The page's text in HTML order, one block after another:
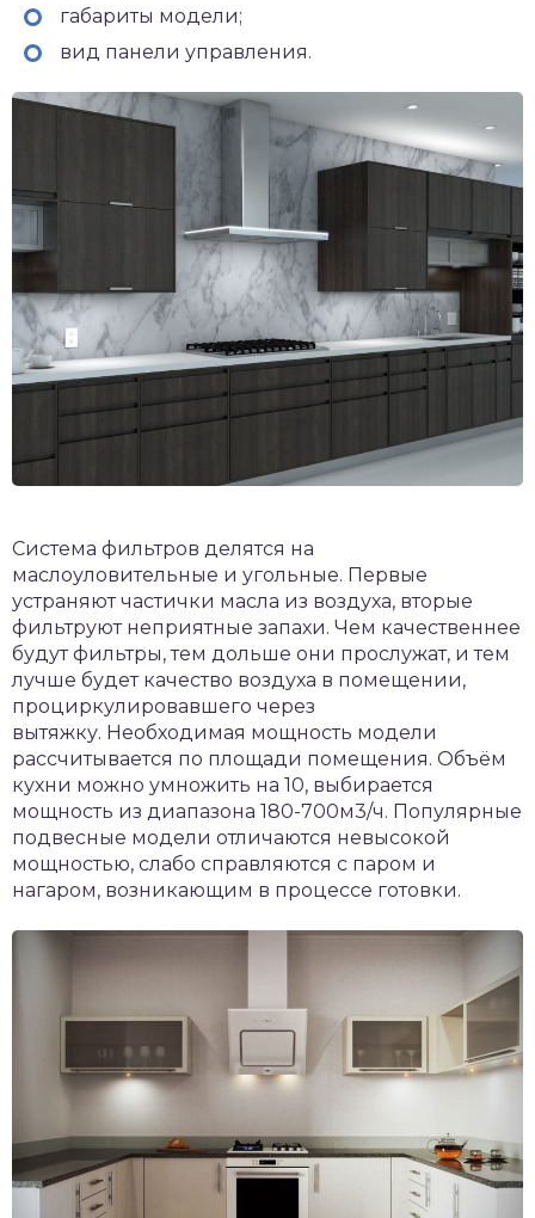
габариты модели;
вид панели управления.
Система фильтров делятся на
маслоуловительные и угольные. Первые
устраняют частички масла из воздуха, вторые
фильтруют неприятные запахи. Чем качественнее
будут фильтры, тем дольше они прослужат, и тем
лучше будет качество воздуха в помещении,
проциркулировавшего через
вытяжку. Необходимая мощность модели
рассчитывается по площади помещения. Объём
кухни можно умножить на 10, выбирается
мощность из диапазона 180-700м3/ч. Популярные
подвесные модели отличаются невысокой
мощностью, слабо справляются с паром и
нагаром, возникающим в процессе готовки.